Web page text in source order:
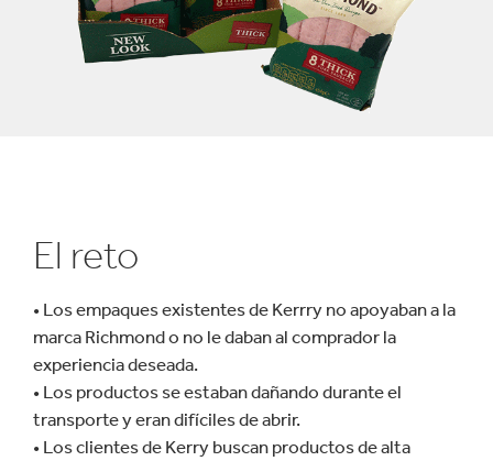
El reto
• Los empaques existentes de Kerrry no apoyaban a la
marca Richmond o no le daban al comprador la
experiencia deseada.
• Los productos se estaban dañando durante el
transporte y eran difíciles de abrir.
• Los clientes de Kerry buscan productos de alta